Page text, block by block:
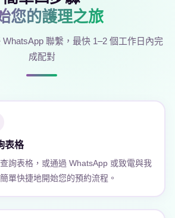
您的護理之旅
聯繫，最快 1–2 個工作日內完
成配對
表格
詢表格，或通過 WhatsApp 或致電與我
單快捷地開始您的預約流程。